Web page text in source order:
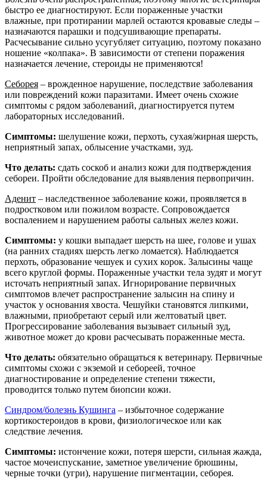
быстро ее диагностируют. Если пораженные участки
влажные, при протирании марлей остаются кровавые следы –
назначаются парашки и подсушивающие препараты.
Расчесывание сильно усугубляет ситуацию, поэтому показано
ношение «колпака». В зависимости от степени поражения
назначается лечение, стероиды не применяются!
Себорея – врожденное нарушение, последствие заболевания
или повреждений кожи паразитами. Имеет очень схожие
симптомы с рядом заболеваний, диагностируется путем
лабораторных исследований.
Симптомы: шелушение кожи, перхоть, сухая/жирная шерсть,
неприятный запах, облысение участками, зуд.
Что делать: сдать соскоб и анализ кожи для подтверждения
себореи. Пройти обследование для выявления первопричин.
Аденит – наследственное заболевание кожи, проявляется в
подростковом или пожилом возрасте. Сопровождается
воспалением и нарушением работы сальных желез кожи.
Симптомы: у кошки выпадает шерсть на шее, голове и ушах
(на ранних стадиях шерсть легко ломается). Наблюдается
перхоть, образование чешуек и сухих корок. Залысины чаще
всего круглой формы. Пораженные участки тела зудят и могут
источать неприятный запах. Игнорирование первичных
симптомов влечет распространение залысин на спину и
участок у основания хвоста. Чешуйки становятся липкими,
влажными, приобретают серый или желтоватый цвет.
Прогрессирование заболевания вызывает сильный зуд,
животное может до крови расчесывать пораженные места.
Что делать: обязательно обращаться к ветеринару. Первичные
симптомы схожи с экземой и себореей, точное
диагностирование и определение степени тяжести,
проводится только путем биопсии кожи.
Синдром/болезнь Кушинга – избыточное содержание
кортикостероидов в крови, физиологическое или как
следствие лечения.
Симптомы: истончение кожи, потеря шерсти, сильная жажда,
частое мочеиспускание, заметное увеличение брюшины,
черные точки (угри), нарушение пигментации, себорея.